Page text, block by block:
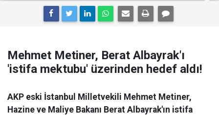
Mehmet Metiner, Berat Albayrak'ı
'istifa mektubu' üzerinden hedef aldı!
AKP eski İstanbul Milletvekili Mehmet Metiner,
Hazine ve Maliye Bakanı Berat Albayrak'ın istifa